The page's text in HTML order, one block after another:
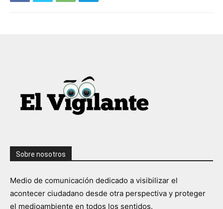
Sobre nosotros
Medio de comunicación dedicado a visibilizar el
acontecer ciudadano desde otra perspectiva y proteger
el medioambiente en todos los sentidos.